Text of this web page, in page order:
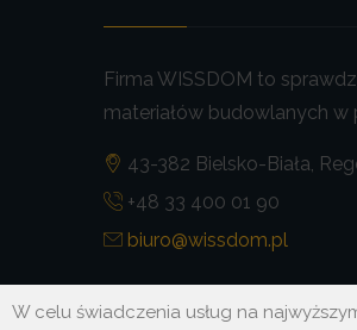
W celu świadczenia usług na
Firma WISSDOM to
materiałów budowlanych w
43-382 Bielsko-Biała,
+48 33 400 01 90
biuro@wissdom.pl